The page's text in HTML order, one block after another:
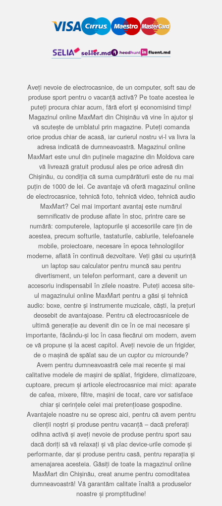
Aveți nevoie de electrocasnice, de un computer, soft sau de
produse sport pentru o vacanță activă? Pe toate acestea le
puteți procura chiar acum, fără efort și economisind timp!
Magazinul online MaxMart din Chișinău vă vine în ajutor și
vă scutește de umblatul prin magazine. Puteți comanda
orice produs chiar de acasă, iar curierul nostru vi-l va livra la
adresa indicată de dumneavoastră. Magazinul online
MaxMart este unul din puținele magazine din Moldova care
vă livrează gratuit produsul ales pe orice adresă din
Chișinău, cu condiția că suma cumpărăturii este de nu mai
puțin de 1000 de lei. Ce avantaje vă oferă magazinul online
de electrocasnice, tehnică foto, tehnică video, tehnică audio
MaxMart? Cel mai important avantaj este numărul
semnificativ de produse aflate în stoc, printre care se
numără: computerele, laptopurile și accesoriile care țin de
acestea, precum softurile, tastaturile, cablurile, telefoanele
mobile, proiectoare, necesare în epoca tehnologiilor
moderne, aflată în continuă dezvoltare. Veți găsi cu ușurință
un laptop sau calculator pentru muncă sau pentru
divertisment, un telefon performant, care a devenit un
accesoriu indispensabil în zilele noastre. Puteți accesa site-
ul magazinului online MaxMart pentru a găsi și tehnică
audio: boxe, centre și instrumente muzicale, căști, la prețuri
deosebit de avantajoase. Pentru că electrocasnicele de
ultimă generație au devenit din ce în ce mai necesare și
importante, făcându-și loc în casa fiecărui om modern, avem
ce vă propune și la acest capitol. Aveți nevoie de un frigider,
de o mașină de spălat sau de un cuptor cu microunde?
Avem pentru dumneavoastră cele mai recente și mai
calitative modele de mașini de spălat, frigidere, climatizoare,
cuptoare, precum și articole electrocasnice mai mici: aparate
de cafea, mixere, filtre, mașini de tocat, care vor satisface
chiar și cerințele celei mai pretențioase gospodine.
Avantajele noastre nu se opresc aici, pentru că avem pentru
clienții noștri și produse pentru vacanță – dacă preferați
odihna activă și aveți nevoie de produse pentru sport sau
dacă doriți să vă relaxați și vă plac device-urile comode și
performante, dar și produse pentru casă, pentru reparația și
amenajarea acesteia. Găsiți de toate la magazinul online
MaxMart din Chișinău, creat anume pentru comoditatea
dumneavoastră! Vă garantăm calitate înaltă a produselor
noastre și promptitudine!